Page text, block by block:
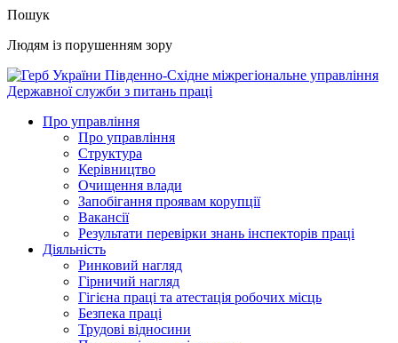
Пошук
Людям із порушенням зору
Південно-Східне міжрегіональне управління
Державної служби з питань праці
Про управління
Про управління
Структура
Керівництво
Очищення влади
Запобігання проявам корупції
Вакансії
Результати перевірки знань інспекторів праці
Діяльність
Ринковий нагляд
Гірничий нагляд
Гігієна праці та атестація робочих місць
Безпека праці
Трудові відносини